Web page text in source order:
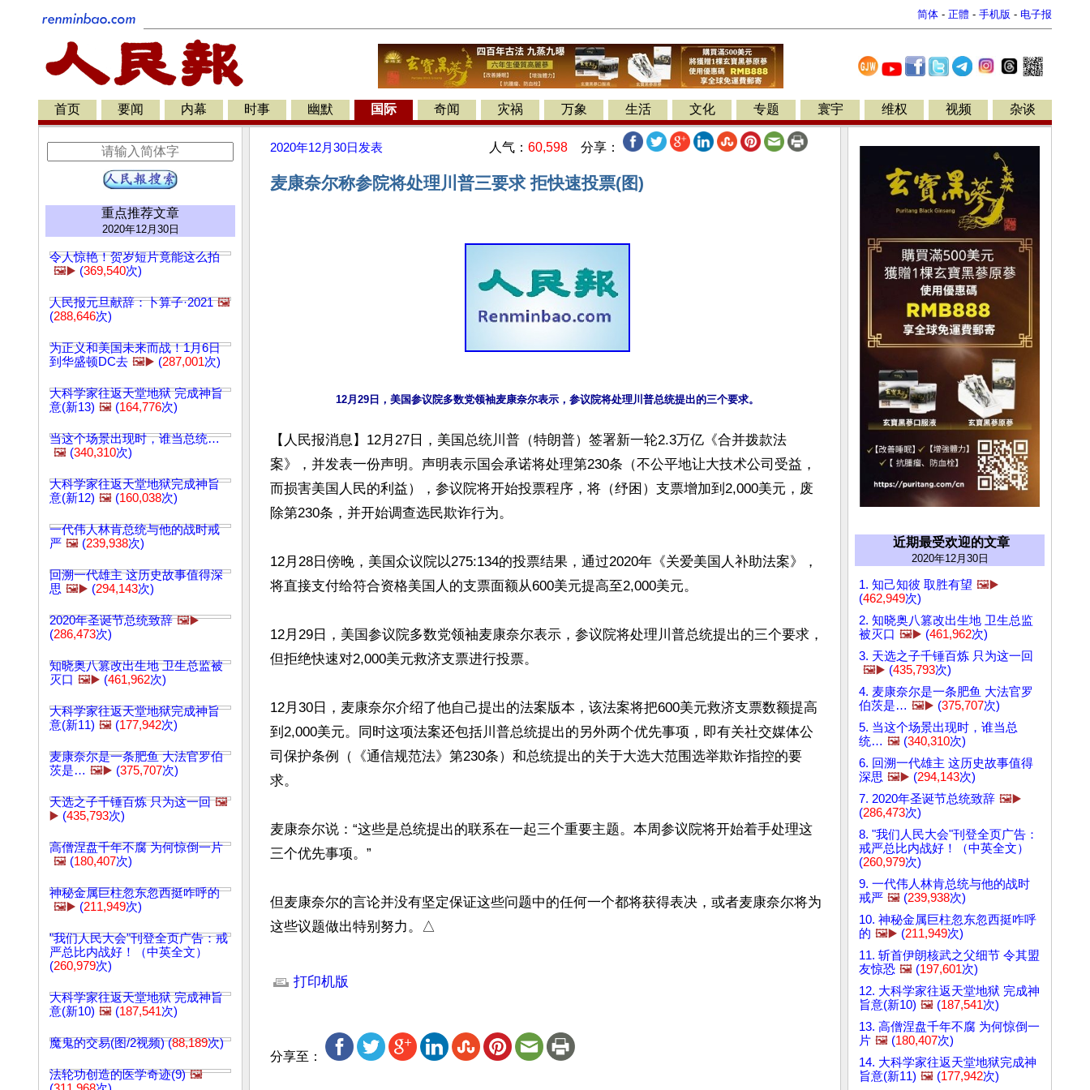
简体 - 正體 - 手机版 - 电子报
首页 要闻 内幕 时事 幽默 国际 奇闻 灾祸 万象 生活 文化 专题 寰宇 维权 视频 杂谈
重点推荐文章
2020年12月30日
令人惊艳！贺岁短片竟能这么拍
🖼️▶️ (369,540次)
人民报元旦献辞：卜算子·2021 🖼️
(288,646次)
为正义和美国未来而战！1月6日
到华盛顿DC去 🖼️▶️ (287,001次)
大科学家往返天堂地狱 完成神旨
意(新13) 🖼️ (164,776次)
当这个场景出现时，谁当总统…
🖼️ (340,310次)
大科学家往返天堂地狱完成神旨
意(新12) 🖼️ (160,038次)
一代伟人林肯总统与他的战时戒
严 🖼️ (239,938次)
回溯一代雄主 这历史故事值得深
思 🖼️▶️ (294,143次)
2020年圣诞节总统致辞 🖼️▶️
(286,473次)
知晓奥八篡改出生地 卫生总监被
灭口 🖼️▶️ (461,962次)
大科学家往返天堂地狱完成神旨
意(新11) 🖼️ (177,942次)
麦康奈尔是一条肥鱼 大法官罗伯
茨是… 🖼️▶️ (375,707次)
天选之子千锤百炼 只为这一回 🖼️
▶️ (435,793次)
高僧涅盘千年不腐 为何惊倒一片
🖼️ (180,407次)
神秘金属巨柱忽东忽西挺咋呼的
🖼️▶️ (211,949次)
"我们人民大会"刊登全页广告：戒
严总比内战好！（中英全文）
(260,979次)
大科学家往返天堂地狱 完成神旨
意(新10) 🖼️ (187,541次)
魔鬼的交易(图/2视频) (88,189次)
法轮功创造的医学奇迹(9) 🖼️
2020年12月30日 发表 人气： 60,598 分享：
麦康奈尔称参院将处理川普三要求 拒快速投票(图)
【人民报消息】12月27日，美国总统川普（特朗普）签署新一轮2.3万亿《合并拨款法
案》，并发表一份声明。声明表示国会承诺将处理第230条（不公平地让大技术公司受益，
而损害美国人民的利益），参议院将开始投票程序，将（纾困）支票增加到2,000美元，废
除第230条，并开始调查选民欺诈行为。
12月28日傍晚，美国众议院以275:134的投票结果，通过2020年《关爱美国人补助法案》，
将直接支付给符合资格美国人的支票面额从600美元提高至2,000美元。
12月29日，美国参议院多数党领袖麦康奈尔表示，参议院将处理川普总统提出的三个要求，
但拒绝快速对2,000美元救济支票进行投票。
12月30日，麦康奈尔介绍了他自己提出的法案版本，该法案将把600美元救济支票数额提高
到2,000美元。同时这项法案还包括川普总统提出的另外两个优先事项，即有关社交媒体公
司保护条例（《通信规范法》第230条）和总统提出的关于大选大范围选举欺诈指控的要
求。
麦康奈尔说：“这些是总统提出的联系在一起三个重要主题。本周参议院将开始着手处理这
三个优先事项。”
但麦康奈尔的言论并没有坚定保证这些问题中的任何一个都将获得表决，或者麦康奈尔将为
这些议题做出特别努力。△
打印机版
分享至：
近期最受欢迎的文章
2020年12月30日
1. 知己知彼 取胜有望 🖼️▶️
(462,949次)
2. 知晓奥八篡改出生地 卫生总监
被灭口 🖼️▶️ (461,962次)
3. 天选之子千锤百炼 只为这一回
🖼️▶️ (435,793次)
4. 麦康奈尔是一条肥鱼 大法官罗
伯茨是… 🖼️▶️ (375,707次)
5. 当这个场景出现时，谁当总
统… 🖼️ (340,310次)
6. 回溯一代雄主 这历史故事值得
深思 🖼️▶️ (294,143次)
7. 2020年圣诞节总统致辞 🖼️▶️
(286,473次)
8. "我们人民大会"刊登全页广告：
戒严总比内战好！（中英全文）
(260,979次)
9. 一代伟人林肯总统与他的战时
戒严 🖼️ (239,938次)
10. 神秘金属巨柱忽东忽西挺咋呼
的 🖼️▶️ (211,949次)
11. 斩首伊朗核武之父细节 令其盟
友惊恐 🖼️ (197,601次)
12. 大科学家往返天堂地狱 完成神
旨意(新10) 🖼️ (187,541次)
13. 高僧涅盘千年不腐 为何惊倒一
片 🖼️ (180,407次)
14. 大科学家往返天堂地狱完成神
旨意(新11) 🖼️ (177,942次)